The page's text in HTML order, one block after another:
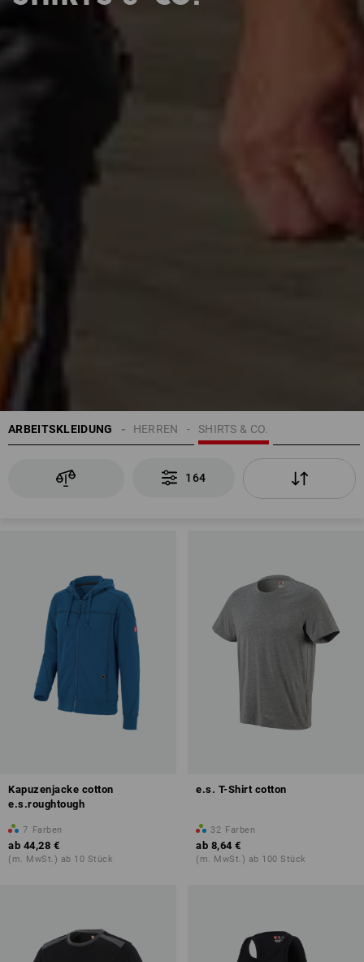
ARBEITSKLEIDUNG SHIRTS & CO.
HERREN
164
Kapuzenjacke cotton
e.s.roughtough
7 Farben
ab 44,28 €
(m. MwSt.) ab 10 Stück
e.s. T-Shirt cotton
32 Farben
ab 8,64 €
(m. MwSt.) ab 100 Stück